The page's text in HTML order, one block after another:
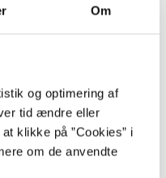
Om
og optimering af
tid ændre eller
klikke på ”Cookies” i
om de anvendte
konkretes videnskab